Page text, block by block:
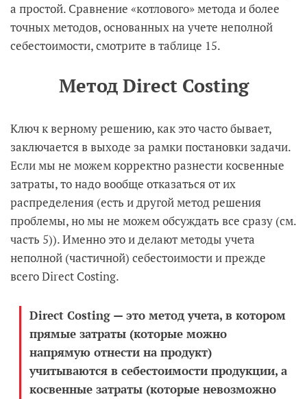
а простой. Сравнение «котлового» метода и более
точных методов, основанных на учете неполной
себестоимости, смотрите в таблице 15.
МетодDirect Costing
Ключ к верному решению, как это часто бывает,
заключается в выходе за рамки постановки задачи.
Если мы не можем корректно разнести косвенные
затраты, то надо вообще отказаться от их
распределения (есть и другой метод решения
проблемы, но мы не можем обсуждать все сразу (см.
часть 5)). Именно это и делают методы учета
неполной (частичной) себестоимости и прежде
всего Direct Costing.
Direct Costing — это метод учета, в котором
прямые затраты (которые можно
напрямую отнести на продукт)
учитываются в себестоимости продукции, а
косвенные затраты (которые невозможно